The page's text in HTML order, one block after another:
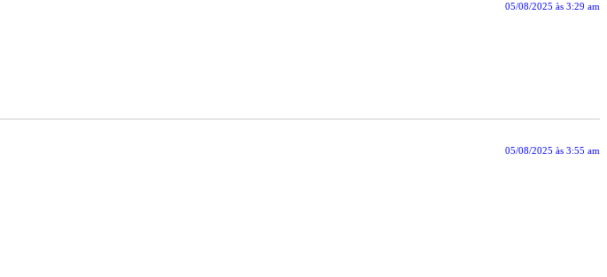
05/08/2025 às 3:29 am
05/08/2025 às 3:55 am